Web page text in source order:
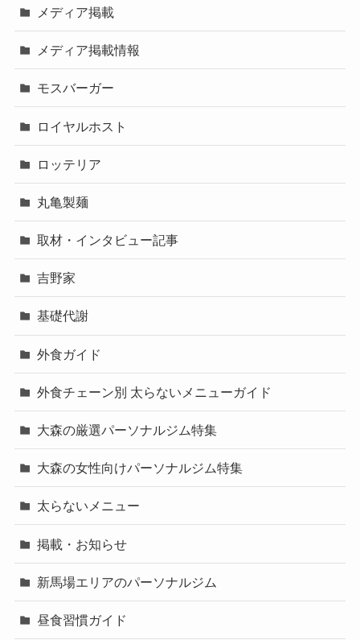
メディア掲載
メディア掲載情報
モスバーガー
ロイヤルホスト
ロッテリア
丸亀製麺
取材・インタビュー記事
吉野家
基礎代謝
外食ガイド
外食チェーン別 太らないメニューガイド
大森の厳選パーソナルジム特集
大森の女性向けパーソナルジム特集
太らないメニュー
掲載・お知らせ
新馬場エリアのパーソナルジム
昼食習慣ガイド